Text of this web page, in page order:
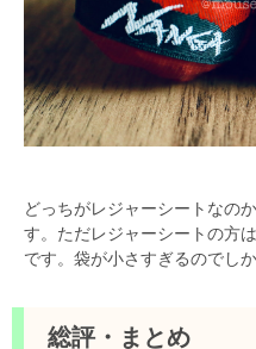
どっちがレジャーシートなの
す。ただレジャーシートの方
です。袋が小さすぎるのでしか
総評・まとめ